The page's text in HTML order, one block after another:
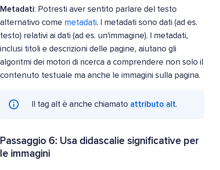
Metadati: Potresti aver sentito parlare del testo
alternativo come metadati. I metadati sono dati (ad es.
testo) relativi ai dati (ad es. un'immagine). I metadati,
inclusi titoli e descrizioni delle pagine, aiutano gli
algoritmi dei motori di ricerca a comprendere non solo il
contenuto testuale ma anche le immagini sulla pagina.
Il tag alt è anche chiamato attributo alt.
Passaggio 6: Usa didascalie significative per
le immagini